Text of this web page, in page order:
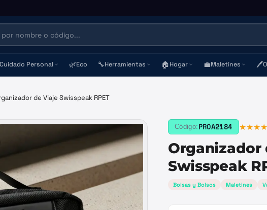
Cuidado Personal 🌿Eco 🔧Herramientas 🏠Hogar 💼Maletines 🖊️
de Viaje Swisspeak RPET
Código: PROA2184
Organizador
Swisspeak
Bolsas y Bolsos Maletines